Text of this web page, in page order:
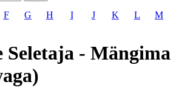
F G H I J K L M
Seletaja - Mängima